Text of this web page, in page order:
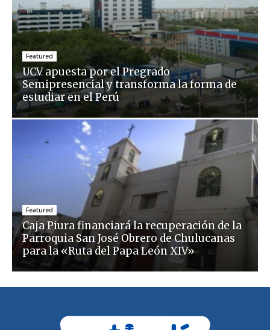
Featured
UCV apuesta por el Pregrado
Semipresencial y transforma la forma de
estudiar en el Perú
Featured
Caja Piura financiará la recuperación de la
Parroquia San José Obrero de Chulucanas
para la «Ruta del Papa León XIV»